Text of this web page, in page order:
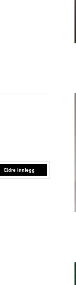
Eldre innlegg